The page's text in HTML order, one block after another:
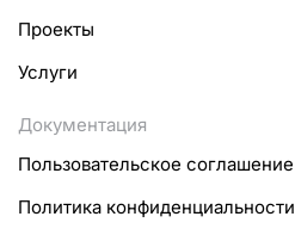
Проекты
Услуги
Документация
Пользовательское соглашение
Политика конфиденциальности